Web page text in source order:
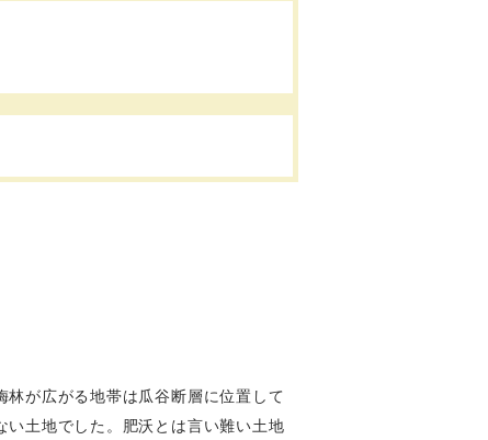
が広がる地帯は瓜谷断層に位置して
土地でした。肥沃とは言い難い土地